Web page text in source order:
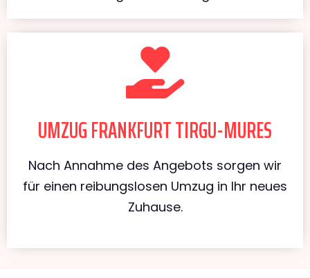
UMZUG FRANKFURT TIRGU-MURES
Nach Annahme des Angebots sorgen wir
für einen reibungslosen Umzug in Ihr neues
Zuhause.